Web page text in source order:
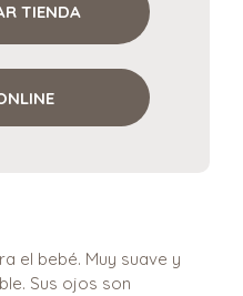
TIENDA
el bebé. Muy suave y
Sus ojos son